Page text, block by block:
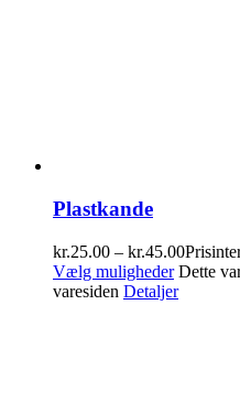
Plastkande
kr.25.00 – kr.45.00
Vælg muligheder Dette
varesiden Detaljer